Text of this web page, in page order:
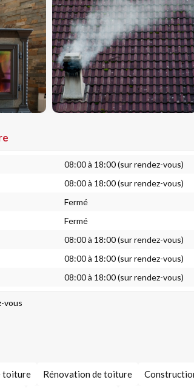
08:00 à 18:00 (sur rendez-vous)
08:00 à 18:00 (sur rendez-vous)
Fermé
Fermé
08:00 à 18:00 (sur rendez-vous)
08:00 à 18:00 (sur rendez-vous)
08:00 à 18:00 (sur rendez-vous)
vous
toiture Rénovation de toiture